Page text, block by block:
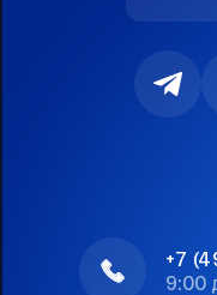
+7
9:00